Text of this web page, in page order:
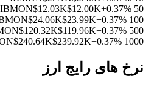
50 IBMON
$12.03K$12.00K+0.37%
100 IBMON
$24.06K$23.99K+0.37%
500 IBMON
$120.32K$119.96K+0.37%
1000 IBMON
$240.64K$239.92K+0.37%
نرخ های رایج ارز